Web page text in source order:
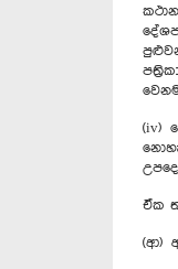
(iv)
ඒක
(ආ)